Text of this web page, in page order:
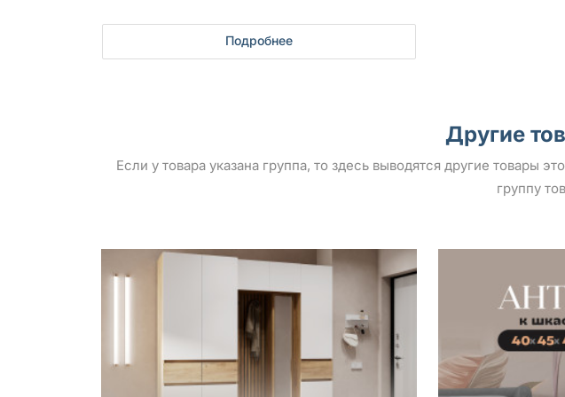
Подробнее
Другие
Если у товара указана группа, то здесь выводятся другие товары
группу